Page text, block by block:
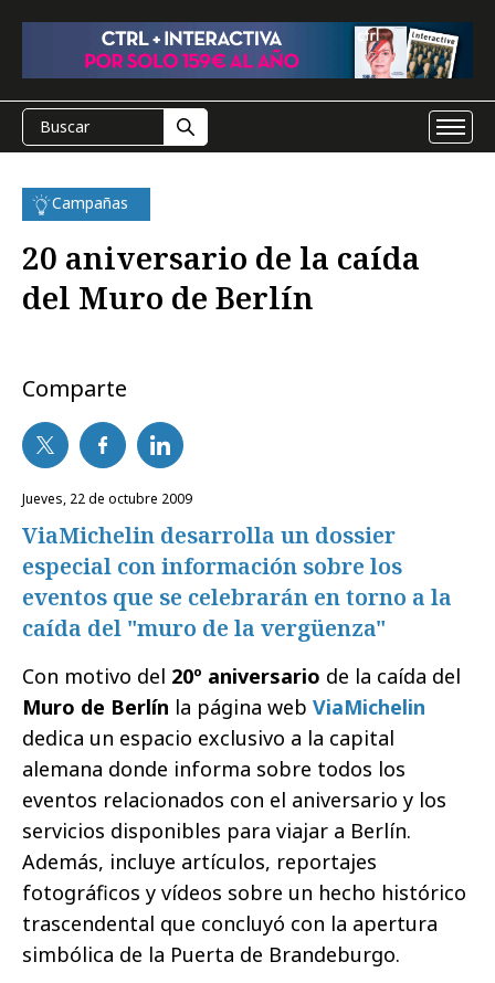
Campañas
20 aniversario de la caída
del Muro de Berlín
Comparte
jueves, 22 de octubre 2009
ViaMichelin desarrolla un dossier
especial con información sobre los
eventos que se celebrarán en torno a la
caída del "muro de la vergüenza"
Con motivo del 20º aniversario de la caída del
Muro de Berlín la página web ViaMichelin
dedica un espacio exclusivo a la capital
alemana donde informa sobre todos los
eventos relacionados con el aniversario y los
servicios disponibles para viajar a Berlín.
Además, incluye artículos, reportajes
fotográficos y vídeos sobre un hecho histórico
trascendental que concluyó con la apertura
simbólica de la Puerta de Brandeburgo.